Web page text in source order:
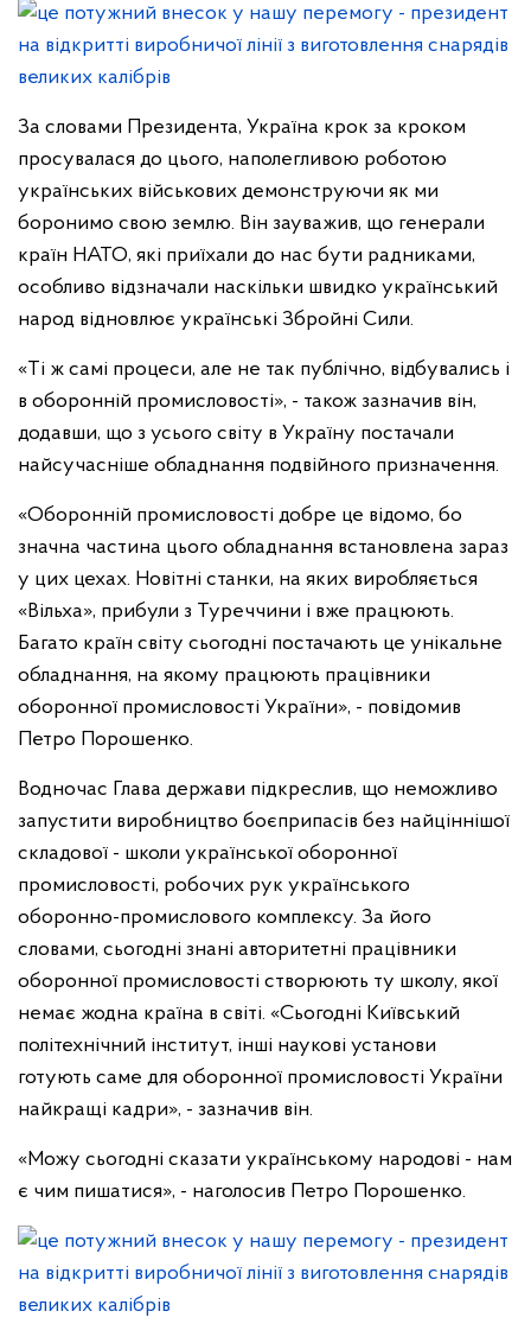
За словами Президента, Україна крок за кроком
просувалася до цього, наполегливою роботою
українських військових демонструючи як ми
боронимо свою землю. Він зауважив, що генерали
країн НАТО, які приїхали до нас бути радниками,
особливо відзначали наскільки швидко український
народ відновлює українські Збройні Сили.
«Ті ж самі процеси, але не так публічно, відбувались і
в оборонній промисловості», - також зазначив він,
додавши, що з усього світу в Україну постачали
найсучасніше обладнання подвійного призначення.
«Оборонній промисловості добре це відомо, бо
значна частина цього обладнання встановлена зараз
у цих цехах. Новітні станки, на яких виробляється
«Вільха», прибули з Туреччини і вже працюють.
Багато країн світу сьогодні постачають це унікальне
обладнання, на якому працюють працівники
оборонної промисловості України», - повідомив
Петро Порошенко.
Водночас Глава держави підкреслив, що неможливо
запустити виробництво боєприпасів без найціннішої
складової - школи української оборонної
промисловості, робочих рук українського
оборонно-промислового комплексу. За його
словами, сьогодні знані авторитетні працівники
оборонної промисловості створюють ту школу, якої
немає жодна країна в світі. «Сьогодні Київський
політехнічний інститут, інші наукові установи
готують саме для оборонної промисловості України
найкращі кадри», - зазначив він.
«Можу сьогодні сказати українському народові - нам
є чим пишатися», - наголосив Петро Порошенко.